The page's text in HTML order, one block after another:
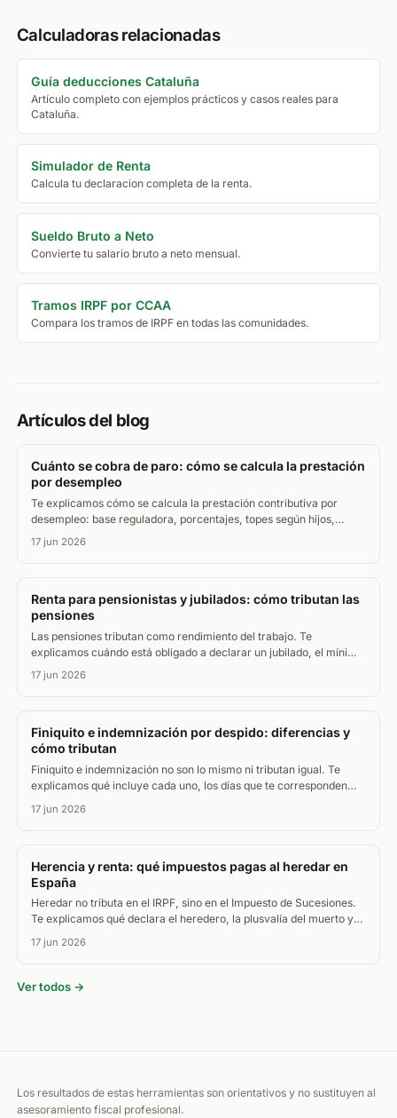
Calculadoras relacionadas
Guía deducciones Cataluña
Artículo completo con ejemplos prácticos y casos reales para
Cataluña.
Simulador de Renta
Calcula tu declaracion completa de la renta.
Sueldo Bruto a Neto
Convierte tu salario bruto a neto mensual.
Tramos IRPF por CCAA
Compara los tramos de IRPF en todas las comunidades.
Artículos del blog
Cuánto se cobra de paro: cómo se calcula la prestación
por desempleo
Te explicamos cómo se calcula la prestación contributiva por
desempleo: base reguladora, porcentajes, topes según hijos,
cuánto dura el paro y si tributa en el IRPF.
17 jun 2026
Renta para pensionistas y jubilados: cómo tributan las
pensiones
Las pensiones tributan como rendimiento del trabajo. Te
explicamos cuándo está obligado a declarar un jubilado, el mínimo
por edad y las deducciones que más ahorran.
17 jun 2026
Finiquito e indemnización por despido: diferencias y
cómo tributan
Finiquito e indemnización no son lo mismo ni tributan igual. Te
explicamos qué incluye cada uno, los días que te corresponden
por despido y qué parte paga IRPF.
17 jun 2026
Herencia y renta: qué impuestos pagas al heredar en
España
Heredar no tributa en el IRPF, sino en el Impuesto de Sucesiones.
Te explicamos qué declara el heredero, la plusvalía del muerto y
cómo tributa vender lo heredado.
17 jun 2026
Ver todos →
Los resultados de estas herramientas son orientativos y no sustituyen al
asesoramiento fiscal profesional.